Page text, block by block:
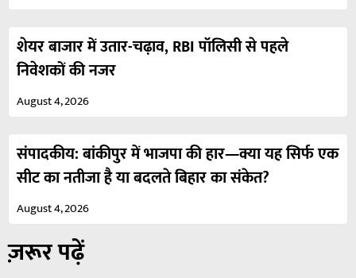
शेयर बाजार में उतार-चढ़ाव, RBI पॉलिसी से पहले
निवेशकों की नजर
August 4, 2026
संपादकीय: बांकीपुर में भाजपा की हार—क्या यह सिर्फ एक
सीट का नतीजा है या बदलते बिहार का संकेत?
August 4, 2026
ज़रूर पढ़ें